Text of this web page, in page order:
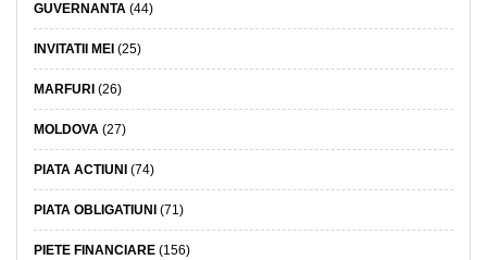
GUVERNANTA (44)
INVITATII MEI (25)
MARFURI (26)
MOLDOVA (27)
PIATA ACTIUNI (74)
PIATA OBLIGATIUNI (71)
PIETE FINANCIARE (156)